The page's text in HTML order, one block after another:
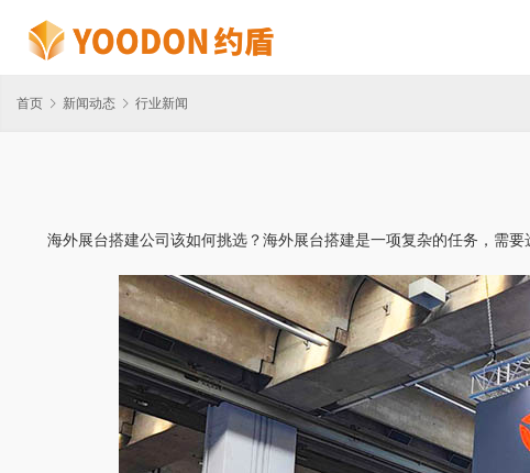
首页 新闻动态 行业新闻
海外展台搭建公司该如何挑选？海外展台搭建是一项复杂的任务，需